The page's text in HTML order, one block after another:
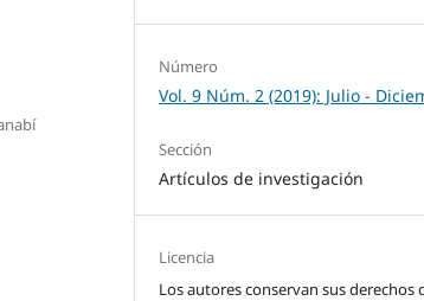
Número
Vol. 9 Núm. 2 (2019): Julio -
Sección
Artículos de investigación
Licencia
Los autores conservan sus derechos